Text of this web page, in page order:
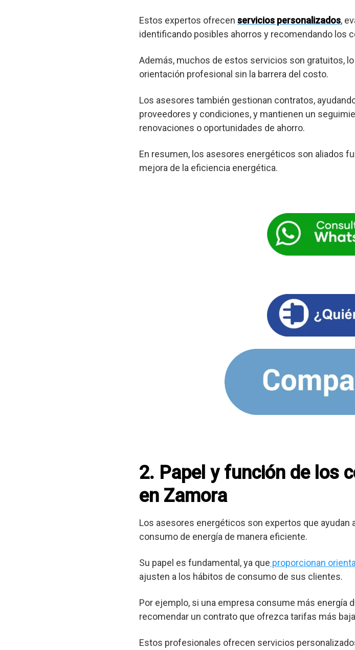
Estos expertos ofrecen servicios personalizados,
identificando posibles ahorros y recomendando los
Además, muchos de estos servicios son gratuitos,
orientación profesional sin la barrera del costo.
Los asesores también gestionan contratos,
proveedores y condiciones, y mantienen un
renovaciones o oportunidades de ahorro.
En resumen, los asesores energéticos son aliados
mejora de la eficiencia energética.
2. Papel y función de los
en Zamora
Los asesores energéticos son expertos que ayudan
consumo de energía de manera eficiente.
Su papel es fundamental, ya que proporcionan
ajusten a los hábitos de consumo de sus clientes.
Por ejemplo, si una empresa consume más energía
recomendar un contrato que ofrezca tarifas más
Estos profesionales ofrecen servicios